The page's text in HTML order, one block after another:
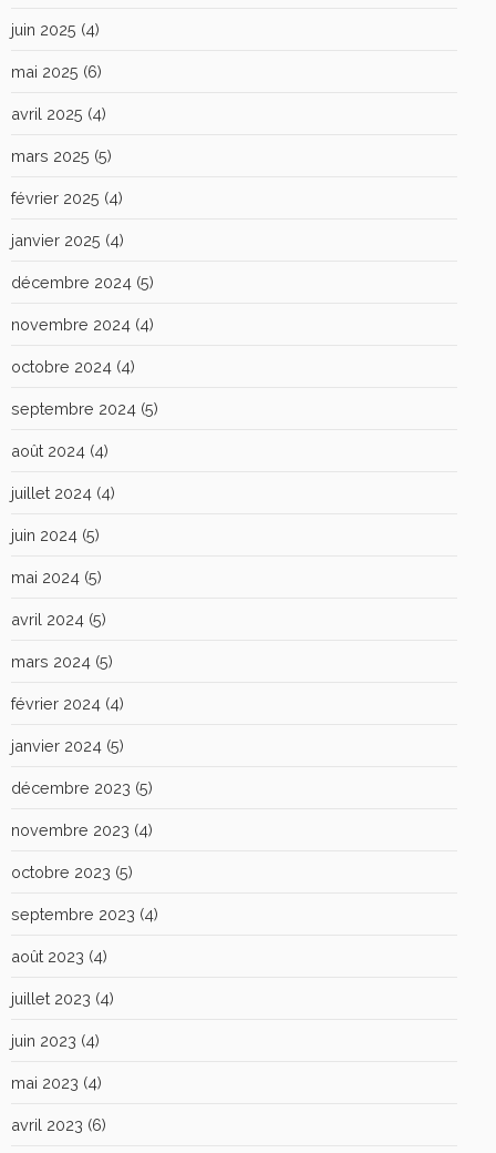
juin 2025 (4)
mai 2025 (6)
avril 2025 (4)
mars 2025 (5)
février 2025 (4)
janvier 2025 (4)
décembre 2024 (5)
novembre 2024 (4)
octobre 2024 (4)
septembre 2024 (5)
août 2024 (4)
juillet 2024 (4)
juin 2024 (5)
mai 2024 (5)
avril 2024 (5)
mars 2024 (5)
février 2024 (4)
janvier 2024 (5)
décembre 2023 (5)
novembre 2023 (4)
octobre 2023 (5)
septembre 2023 (4)
août 2023 (4)
juillet 2023 (4)
juin 2023 (4)
mai 2023 (4)
avril 2023 (6)